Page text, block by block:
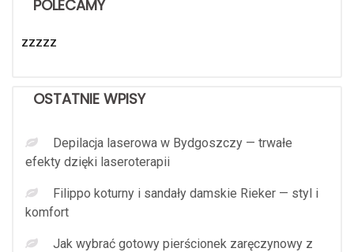
POLECAMY
zzzzz
OSTATNIE WPISY
Depilacja laserowa w Bydgoszczy — trwałe
efekty dzięki laseroterapii
Filippo koturny i sandały damskie Rieker — styl i
komfort
Jak wybrać gotowy pierścionek zaręczynowy z